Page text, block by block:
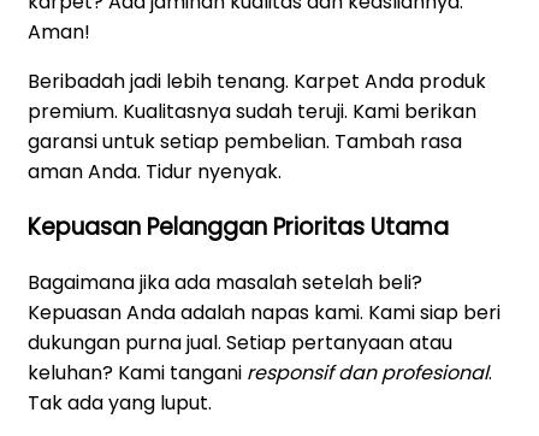
Aman!
Beribadah jadi lebih tenang. Karpet Anda produk
premium. Kualitasnya sudah teruji. Kami berikan
garansi untuk setiap pembelian. Tambah rasa
aman Anda. Tidur nyenyak.
Kepuasan Pelanggan Prioritas Utama
Bagaimana jika ada masalah setelah beli?
Kepuasan Anda adalah napas kami. Kami siap beri
dukungan purna jual. Setiap pertanyaan atau
keluhan? Kami tangani responsif dan profesional.
Tak ada yang luput.